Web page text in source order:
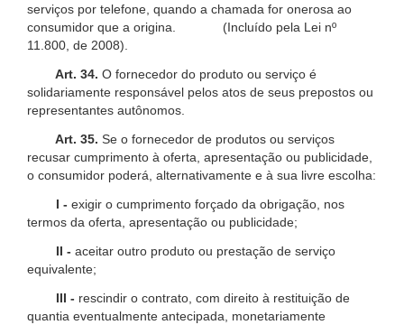
serviços por telefone, quando a chamada for onerosa ao
consumidor que a origina. (Incluído pela Lei nº
11.800, de 2008).
Art. 34. O fornecedor do produto ou serviço é
solidariamente responsável pelos atos de seus prepostos ou
representantes autônomos.
Art. 35. Se o fornecedor de produtos ou serviços
recusar cumprimento à oferta, apresentação ou publicidade,
o consumidor poderá, alternativamente e à sua livre escolha:
I - exigir o cumprimento forçado da obrigação, nos
termos da oferta, apresentação ou publicidade;
II - aceitar outro produto ou prestação de serviço
equivalente;
III - rescindir o contrato, com direito à restituição de
quantia eventualmente antecipada, monetariamente